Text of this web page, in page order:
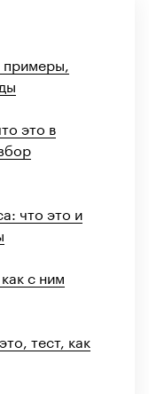
это в
что это и
с ним
тест, как